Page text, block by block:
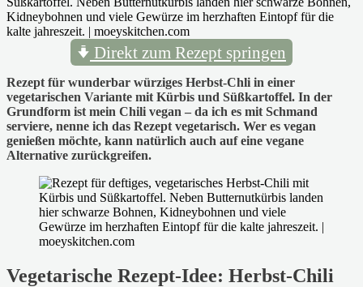
Direkt zum Rezept springen
Rezept für wunderbar würziges Herbst-Chli in einer
vegetarischen Variante mit Kürbis und Süßkartoffel. In der
Grundform ist mein Chili vegan – da ich es mit Schmand
serviere, nenne ich das Rezept vegetarisch. Wer es vegan
genießen möchte, kann natürlich auch auf eine vegane
Alternative zurückgreifen.
Vegetarische Rezept-Idee: Herbst-Chili